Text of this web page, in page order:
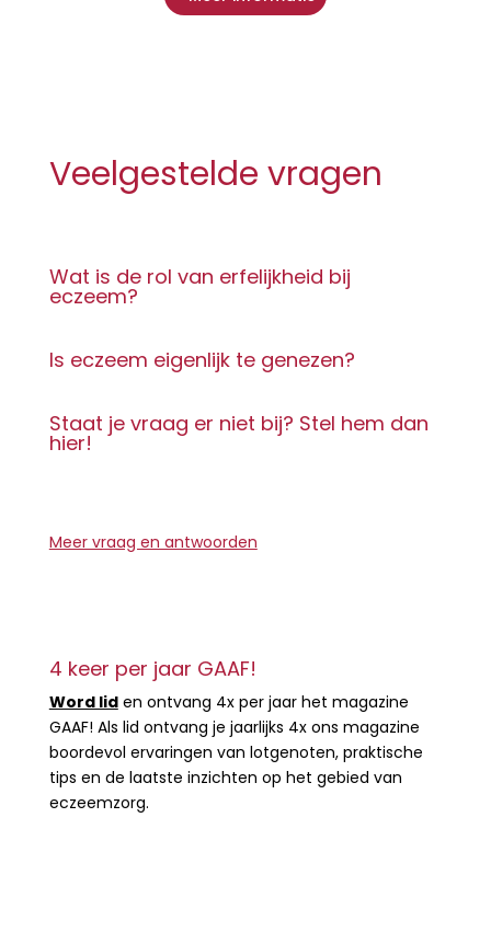
Veelgestelde vragen
Wat is de rol van erfelijkheid bij
eczeem?
Is eczeem eigenlijk te genezen?
Staat je vraag er niet bij? Stel hem dan
hier!
Meer vraag en antwoorden
4 keer per jaar GAAF!
Word liden ontvang 4x per jaar het magazine
GAAF! Als lid ontvang je jaarlijks 4x ons magazine
boordevol ervaringen van lotgenoten, praktische
tips en de laatste inzichten op het gebied van
eczeemzorg.